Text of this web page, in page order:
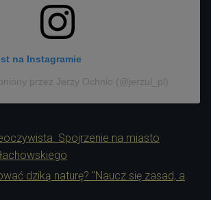
na Instagramie
przez Jerzy Ochnio (@jerzul_pl)
Spojrzenie na miasto
dziką naturę? "Naucz się zasad, a